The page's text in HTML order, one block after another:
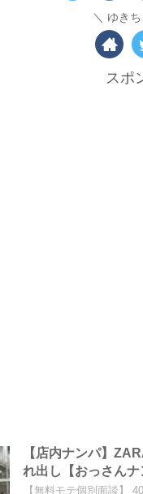
ゆき
スポ
【店内ナンパ】
れ出し【おっさん
【無料モテ個別面談】